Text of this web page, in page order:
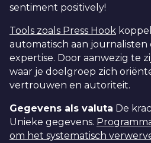
sentiment positively!
Tools zoals Press Hook
automatisch aan journalisten
expertise. Door aanwezig te
waar je doelgroep zich
vertrouwen en autoriteit.
Gegevens als valuta De
Unieke gegevens.
om het systematisch